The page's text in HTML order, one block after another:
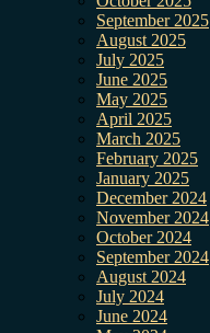
September 2025
August 2025
July 2025
June 2025
May 2025
April 2025
March 2025
February 2025
January 2025
December 2024
November 2024
October 2024
September 2024
August 2024
July 2024
June 2024